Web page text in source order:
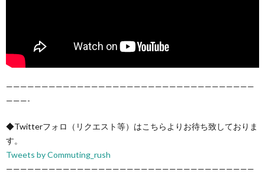
———————————————————————————————————
———-
◆Twitterフォロ（リクエスト等）はこちらよりお待ち致しておりま
す。
Tweets by Commuting_rush
———————————————————————————————————